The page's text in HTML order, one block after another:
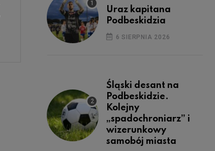
Uraz kapitana
Podbeskidzia
6 SIERPNIA 2026
Śląski desant na
Podbeskidzie.
Kolejny
„spadochroniarz” i
wizerunkowy
samobój miasta